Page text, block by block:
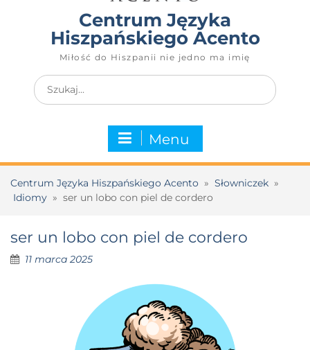
Centrum Języka
Hiszpańskiego Acento
Miłość do Hiszpanii nie jedno ma imię
Menu
Centrum Języka Hiszpańskiego Acento » Słowniczek »
Idiomy » ser un lobo con piel de cordero
ser un lobo con piel de cordero
11 marca 2025